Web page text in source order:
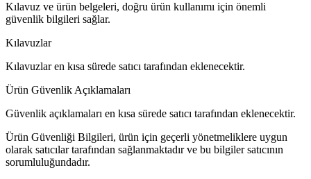
Kılavuz ve ürün belgeleri, doğru ürün kullanımı için önemli
güvenlik bilgileri sağlar.
Kılavuzlar
Kılavuzlar en kısa sürede satıcı tarafından eklenecektir.
Ürün Güvenlik Açıklamaları
Güvenlik açıklamaları en kısa sürede satıcı tarafından eklenecektir.
Ürün Güvenliği Bilgileri, ürün için geçerli yönetmeliklere uygun
olarak satıcılar tarafından sağlanmaktadır ve bu bilgiler satıcının
sorumluluğundadır.